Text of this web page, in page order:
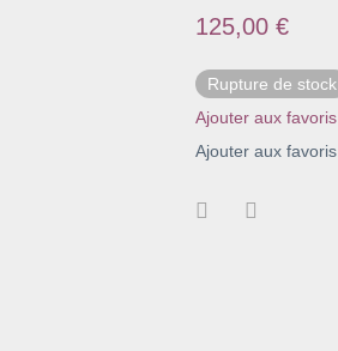
125,00 €
Rupture de stock
Ajouter aux favoris .
Ajouter aux favoris .